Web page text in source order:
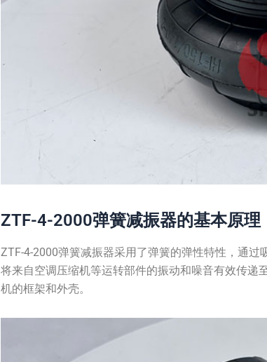
ZTF-4-2000弹簧减振器的基本原理
ZTF-4-2000弹簧减振器采用了弹簧的弹性特性，通
将来自空调压缩机等运转部件的振动和噪音有效传递
机的框架和外壳。